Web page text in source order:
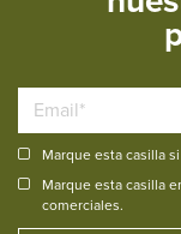
Marque esta casilla
Marque esta casilla
comerciales.